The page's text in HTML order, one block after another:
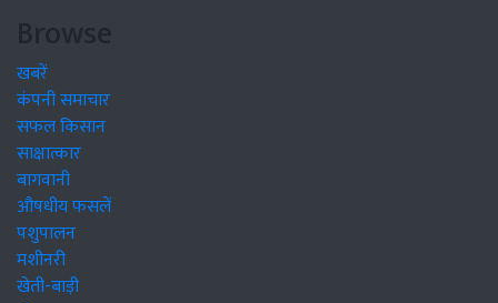
Browse
खबरें
कंपनी समाचार
सफल किसान
साक्षात्कार
बागवानी
औषधीय फसलें
पशुपालन
मशीनरी
खेती-बाड़ी